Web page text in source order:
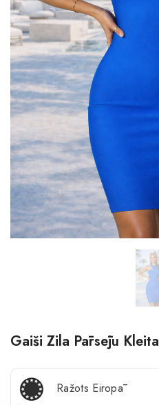
Gaiši Zila Pārsēju Kleita
Ražots Eiropā